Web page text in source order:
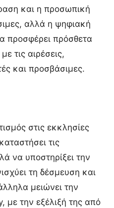
και η προσωπική
αλλά η ψηφιακή
προσφέρει πρόσθετα
τις αιρέσεις,
και προσβάσιμες.
στις εκκλησίες
τις
να υποστηρίξει την
τη δέσμευση και
μειώνει την
με την εξέλιξή της από